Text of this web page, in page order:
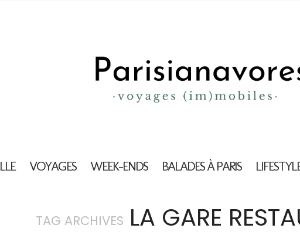
VOYAGES WEEK-ENDS BALADES À PARIS
TAG ARCHIVES LA GARE